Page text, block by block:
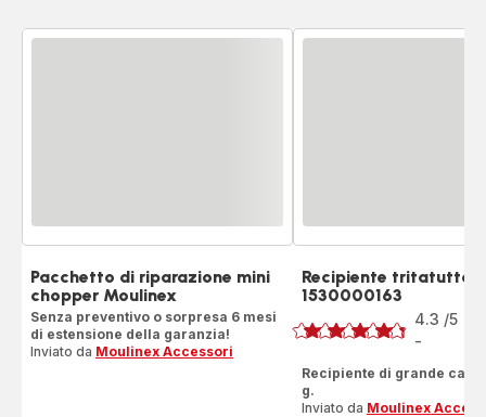
Pacchetto di riparazione mini
chopper Moulinex
Senza preventivo o sorpresa 6 mesi
di estensione della garanzia!
Inviato da Moulinex Accessori
Recipiente tritatutto
1530000163
Voto
4.3 /5
-
Recipiente di grande
g.
Inviato da Moulinex